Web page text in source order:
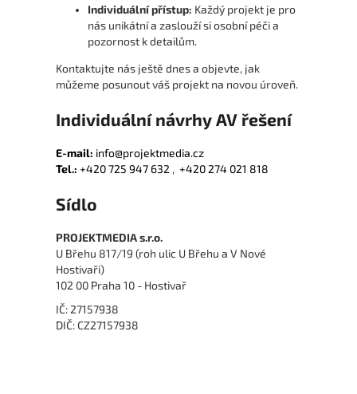
Individuální přístup: Každý projekt je pro
nás unikátní a zaslouží si osobní péči a
pozornost k detailům.
Kontaktujte nás ještě dnes a objevte, jak
můžeme posunout váš projekt na novou úroveň.
Individuální návrhy AV řešení
E-mail: info@projektmedia.cz
Tel.: +420 725 947 632 , +420 274 021 818
Sídlo
PROJEKTMEDIA s.r.o.
U Břehu 817/19 (roh ulic U Břehu a V Nové
Hostivaři)
102 00 Praha 10 - Hostivař
IČ: 27157938
DIČ: CZ27157938